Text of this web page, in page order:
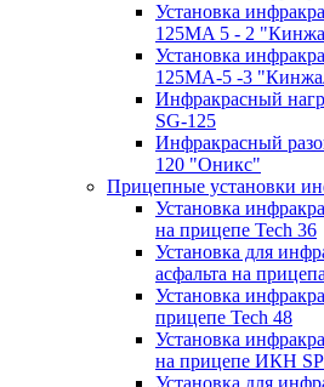
Установка
125МA 5 - 2
Установка
125МA-5 -3
Инфракрасный
SG-125
Инфракрасный
120 "Оникс"
Прицепные установки
Установка
на прицепе Tech 36
Установка для
асфальта на
Установка
прицепе Tech 48
Установка
на прицепе ИКН
Установка для